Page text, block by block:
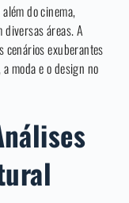
do cinema,
áreas. A
cenários exuberantes
moda e o design no